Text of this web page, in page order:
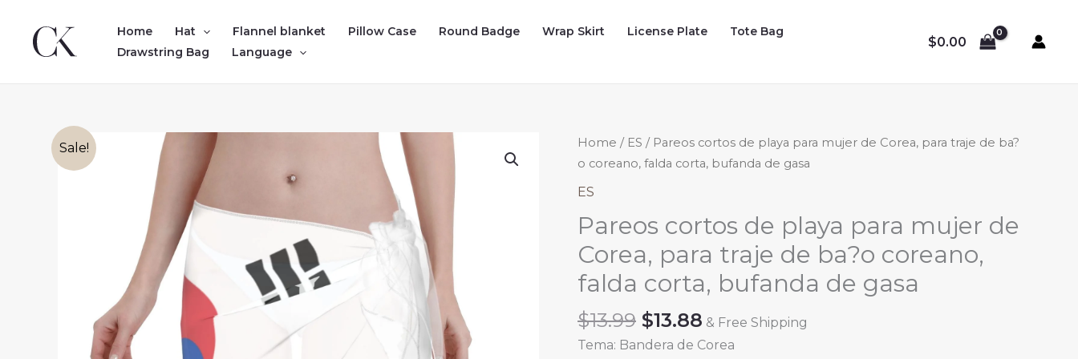
content
Home Hat Flannel blanket Pillow Case Round Badge Wrap Skirt License Plate
Tote Bag
Drawstring Bag
Language
$0.00
Sale! Home / ES / Pareos cortos de playa para mujer de Corea, para traje de ba?
o coreano, falda corta, bufanda de gasa
ES
Pareos cortos de playa para mujer de
Corea, para traje de ba?o coreano,
falda corta, bufanda de gasa
$13.99 Original
price
$13.88 Current
price
& Free Shipping
Tema: Bandera de Corea